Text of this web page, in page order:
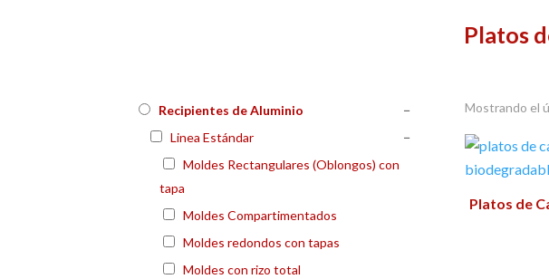
Platos
Recipientes de Aluminio
−
Linea Estándar
−
Moldes Rectangulares (Oblongos) con
tapa
Moldes Compartimentados
Moldes redondos con tapas
Moldes con rizo total
Mostrando el
Platos de